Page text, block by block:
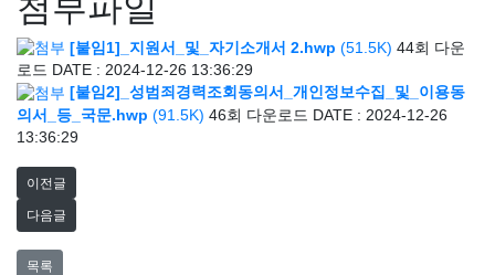
[붙임1]_지원서_및_자기소개서 2.hwp (51.5K) 44회 다운
로드 DATE : 2024-12-26 13:36:29
[붙임2]_성범죄경력조회동의서_개인정보수집_및_이용동
의서_등_국문.hwp (91.5K) 46회 다운로드 DATE : 2024-12-26
13:36:29
이전글
다음글
목록